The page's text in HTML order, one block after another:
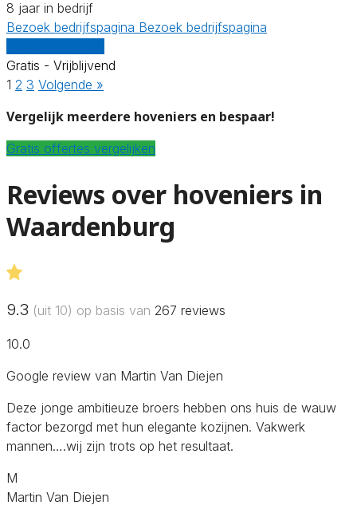
8 jaar in bedrijf
Bezoek bedrijfspagina Bezoek bedrijfspagina
Gratis - Vrijblijvend
1 2 3 Volgende »
Vergelijk meerdere hoveniers en bespaar!
Gratis offertes vergelijken
Reviews over hoveniers in
Waardenburg
9.3 (uit 10) op basis van 267 reviews
10.0
Google review van Martin Van Diejen
Deze jonge ambitieuze broers hebben ons huis de wauw
factor bezorgd met hun elegante kozijnen. Vakwerk
mannen….wij zijn trots op het resultaat.
M
Martin Van Diejen